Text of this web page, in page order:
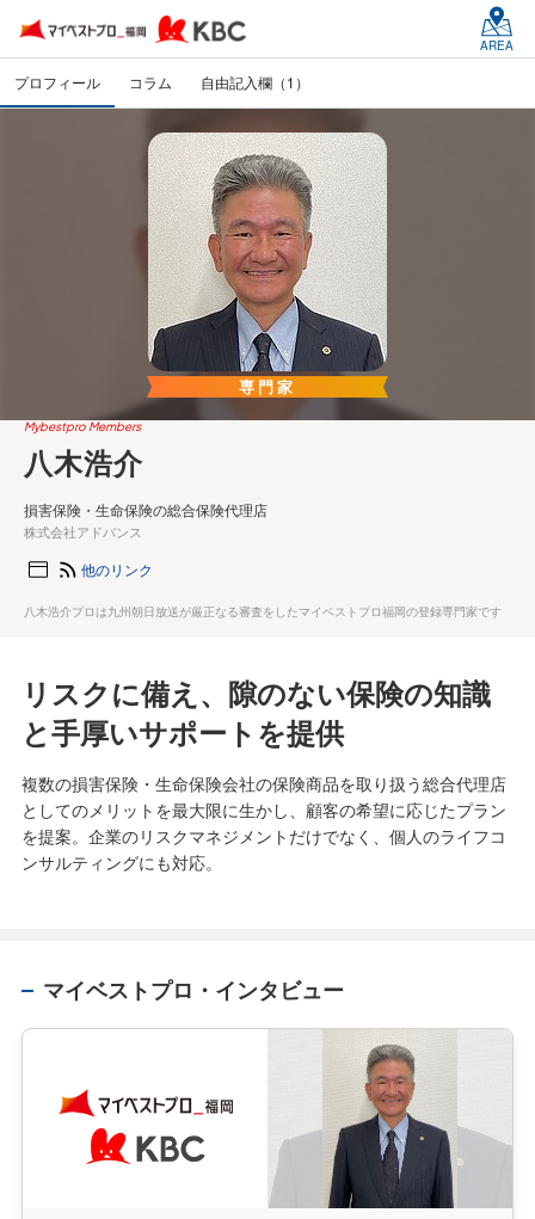
AREA
プロフィール コラム 自由記入欄（1）
専門家
Mybestpro Members
八木浩介
損害保険・生命保険の総合保険代理店
株式会社アドバンス
他のリンク
八木浩介プロは九州朝日放送が厳正なる審査をしたマイベストプロ福岡の登録専門家です
リスクに備え、隙のない保険の知識
と手厚いサポートを提供
複数の損害保険・生命保険会社の保険商品を取り扱う総合代理店
としてのメリットを最大限に生かし、顧客の希望に応じたプラン
を提案。企業のリスクマネジメントだけでなく、個人のライフコ
ンサルティングにも対応。
マイベストプロ・インタビュー